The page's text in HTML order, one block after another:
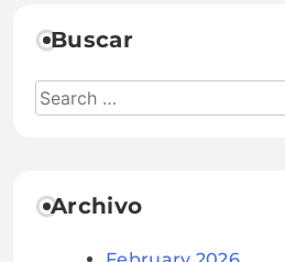
Buscar
Archivo